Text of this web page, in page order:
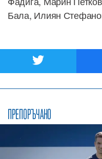
Бала, Илиян
ПРЕПОРЪЧАНО